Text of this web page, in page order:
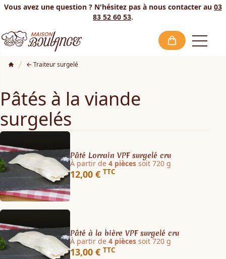
Vous avez une question ? N'hésitez pas à nous contacter au 03
83 52 60 53.
Traiteur surgelé
Pâtés à la viande
surgelés
Pâté Lorrain VPF surgelé cru
À partir de 4 piècessoit 720 g
12,00 € TTC
Pâté à la bière VPF surgelé cru
À partir de 4 piècessoit 720 g
13,00 € TTC